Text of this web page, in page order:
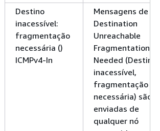
Destino
inacessível:
fragmentação
necessária ()
ICMPv4-In
Mensagens de
Destination
Unreachable
Fragmentation
Needed (Destino
inacessível,
fragmentação
necessária) são
enviadas de
qualquer nó